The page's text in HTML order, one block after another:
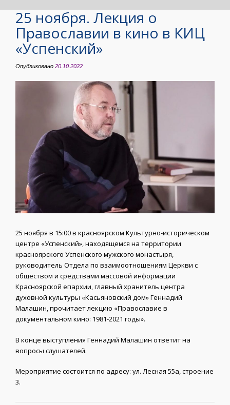
25 ноября. Лекция о
Православии в кино в КИЦ
«Успенский»
Опубликовано 20.10.2022
25 ноября в 15:00 в красноярском Культурно-историческом
центре «Успенский», находящемся на территории
красноярского Успенского мужского монастыря,
руководитель Отдела по взаимоотношениям Церкви с
обществом и средствами массовой информации
Красноярской епархии, главный хранитель центра
духовной культуры «Касьяновский дом» Геннадий
Малашин, прочитает лекцию «Православие в
документальном кино: 1981-2021 годы».
В конце выступления Геннадий Малашин ответит на
вопросы слушателей.
Мероприятие состоится по адресу: ул. Лесная 55а, строение
3.